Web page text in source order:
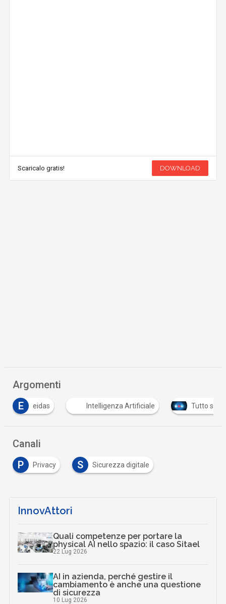
Scaricalo gratis! DOWNLOAD
Argomenti
E
eidas Intelligenza Artificiale Tutto su
Canali
P
Privacy S Sicurezza digitale
InnovAttori
Quali competenze per portare la
physical AI nello spazio: il caso Sitael
22 Lug 2026
AI in azienda, perché gestire il
cambiamento è anche una questione
di sicurezza
10 Lug 2026